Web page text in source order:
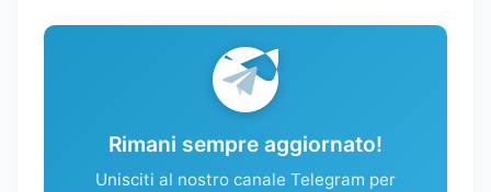
Rimani sempre aggiornato!
Unisciti al nostro canale Telegram per